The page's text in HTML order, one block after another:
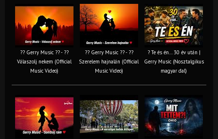
?? Gerry Music ?? - ??
Válaszolj nekem (Official
Music Video)
?? Gerry Music ?? - ??
Szerelem hajnalán (Official
Music Video)
? Te és én… 30 év után |
Gerry Music (Nosztalgikus
magyar dal)